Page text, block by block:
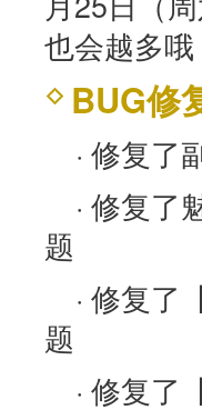
也会越多
BUG修
· 修复了
· 修复了
题
· 修复了
题
· 修复了